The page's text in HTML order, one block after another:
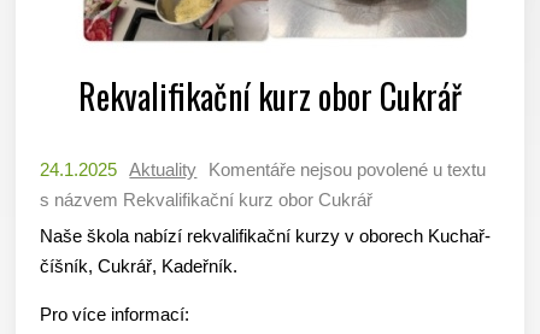
Rekvalifikační kurz obor Cukrář
24.1.2025 Aktuality Komentáře nejsou povolené u textu
s názvem Rekvalifikační kurz obor Cukrář
Naše škola nabízí rekvalifikační kurzy v oborech Kuchař-
číšník, Cukrář, Kadeřník.
Pro více informací: